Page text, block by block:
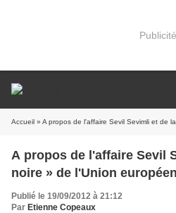
Publicité
Accueil » A propos de l'affaire Sevil Sevimli et de
A propos de l'affaire Sevil
noire » de l'Union
Publié le 19/09/2012 à 21:12
Par Etienne Copeaux